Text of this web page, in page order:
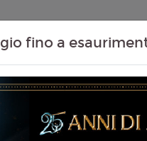
Eventi Passati
Non ci sono
fino a